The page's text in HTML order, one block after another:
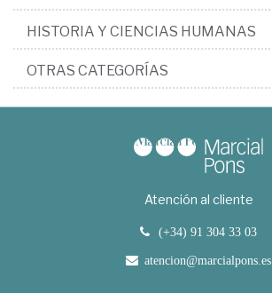
HISTORIA Y CIENCIAS HUMANAS
OTRAS CATEGORÍAS
Atención al cliente
(+34) 91 304 33 03
atencion@marcialpons.es